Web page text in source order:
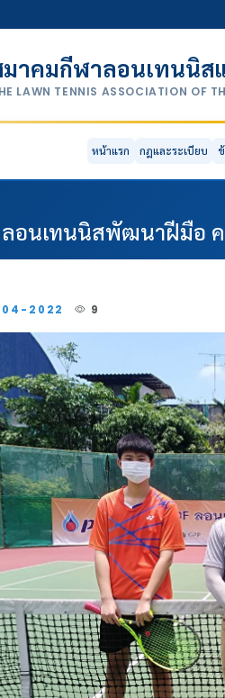
าคมกีฬาลอนเทนนิส
LAWN TENNIS ASSOCIATION OF
หน้าแรก กฎและระเบียบ
ลอนเทนนิสพัฒนาฝีมือ
04-2022 9